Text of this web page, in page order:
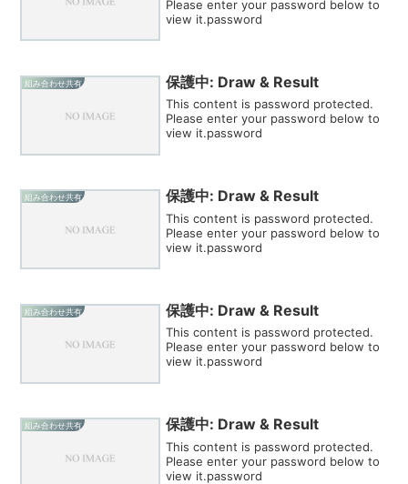
Please enter your password below to
view it.password
組み合わせ共有 保護中: Draw & Result
This content is password protected.
Please enter your password below to
view it.password
組み合わせ共有 保護中: Draw & Result
This content is password protected.
Please enter your password below to
view it.password
組み合わせ共有 保護中: Draw & Result
This content is password protected.
Please enter your password below to
view it.password
組み合わせ共有 保護中: Draw & Result
This content is password protected.
Please enter your password below to
view it.password